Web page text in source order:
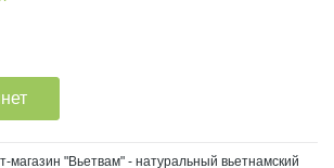
"Вьетвам" - натуральный вьетнамский